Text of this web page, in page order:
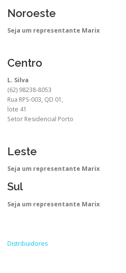
Noroeste
Seja um representante Marix
Centro
L. Silva
(62) 98238-8053
Rua RPS-003, QD 01,
lote 41
Setor Residencial Porto
Leste
Seja um representante Marix
Sul
Seja um representante Marix
Distribuidores